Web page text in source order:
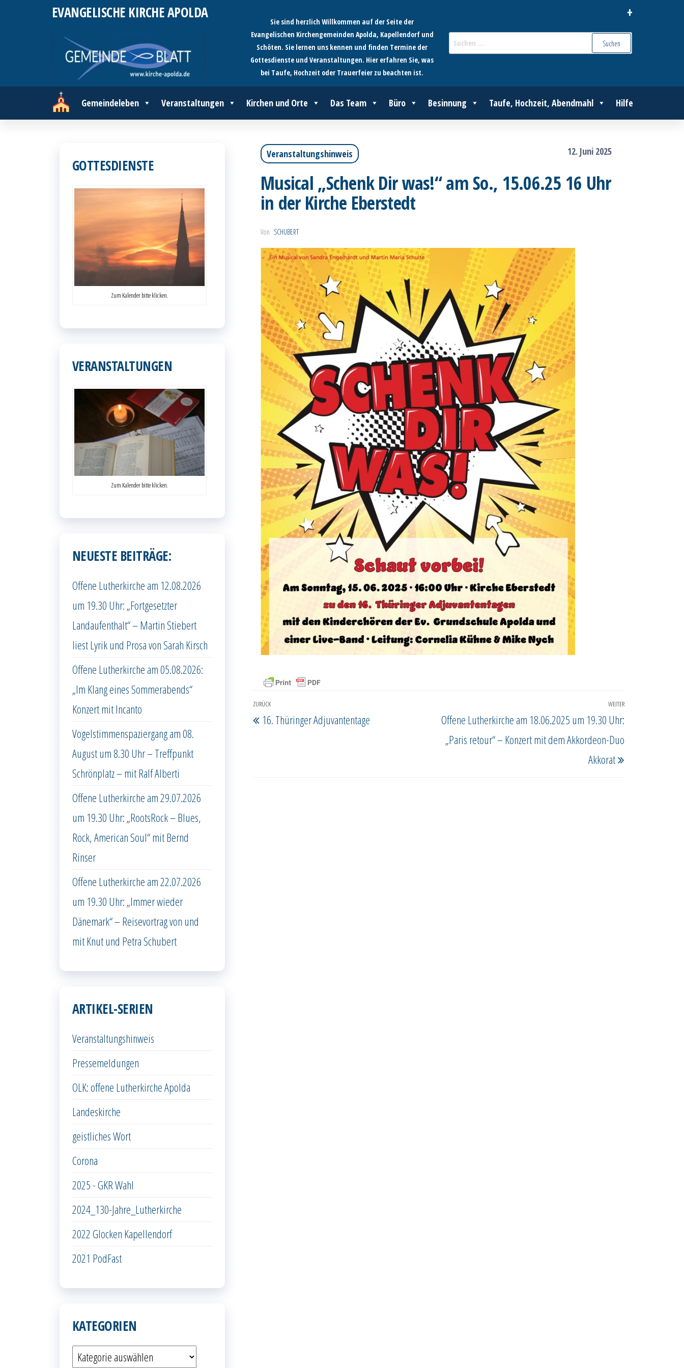
EVANGELISCHE KIRCHE APOLDA
Sie sind herzlich Willkommen auf der Seite der
Evangelischen Kirchengemeinden Apolda, Kapellendorf und
Schöten. Sie lernen uns kennen und finden Termine der
Gottesdienste und Veranstaltungen. Hier erfahren Sie, was
bei Taufe, Hochzeit oder Trauerfeier zu beachten ist.
+
nach:
Gemeindeleben Veranstaltungen Kirchen und Orte Das Team Büro Besinnung Taufe, Hochzeit, Abendmahl Hilfe
Veranstaltungshinweis 12. Juni 2025
Musical „Schenk Dir was!“ am So., 15.06.25 16 Uhr
in der Kirche Eberstedt
Von SCHUBERT
Beitragsnavigation
Vorheriger
Beitrag
ZURÜCK
16. Thüringer Adjuvantentage
Nächster
WEITER
Offene Lutherkirche am 18.06.2025 um 19.30 Uhr:
„Paris retour“ – Konzert mit dem Akkordeon-Duo
Akkorat
GOTTESDIENSTE
Zum Kalender bitte klicken.
VERANSTALTUNGEN
Zum Kalender bitte klicken.
NEUESTE BEITRÄGE:
Offene Lutherkirche am 12.08.2026
um 19.30 Uhr: „Fortgesetzter
Landaufenthalt“ – Martin Stiebert
liest Lyrik und Prosa von Sarah Kirsch
Offene Lutherkirche am 05.08.2026:
„Im Klang eines Sommerabends“
Konzert mit Incanto
Vogelstimmenspaziergang am 08.
August um 8.30 Uhr – Treffpunkt
Schrönplatz – mit Ralf Alberti
Offene Lutherkirche am 29.07.2026
um 19.30 Uhr: „RootsRock – Blues,
Rock, American Soul“ mit Bernd
Rinser
Offene Lutherkirche am 22.07.2026
um 19.30 Uhr: „Immer wieder
Dänemark“ – Reisevortrag von und
mit Knut und Petra Schubert
ARTIKEL-SERIEN
Veranstaltungshinweis
Pressemeldungen
OLK: offene Lutherkirche Apolda
Landeskirche
geistliches Wort
Corona
2025 - GKR Wahl
2024_130-Jahre_Lutherkirche
2022 Glocken Kapellendorf
2021 PodFast
KATEGORIEN
Kategorien